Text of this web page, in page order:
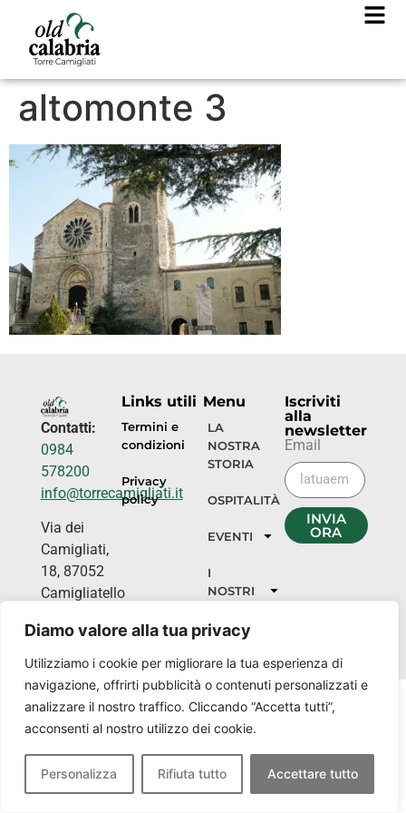
Diamo valore alla tua privacy
Utilizziamo i cookie per migliorare la tua esperienza di
navigazione, offrirti pubblicità o contenuti personalizzati e
analizzare il nostro traffico. Cliccando “Accetta tutti”,
acconsenti al nostro utilizzo dei cookie.
Personalizza Rifiuta tutto Accettare tutto
altomonte 3
Contatti:
0984
578200
info@torrecamigliati.it
Via dei
Camigliati,
18, 87052
Camigliatello
Links utili
Termini e
condizioni
Privacy
policy
Menu
LA
NOSTRA
STORIA
OSPITALITÀ
EVENTI
I
NOSTRI
Iscriviti
alla
newsletter
Email
INVIA
ORA